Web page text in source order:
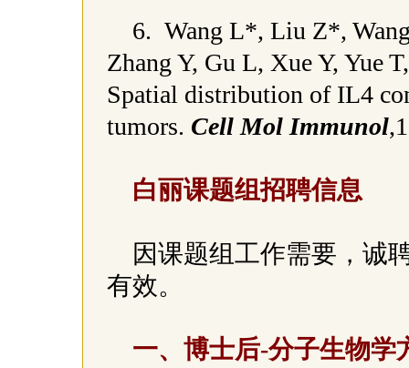
6. Wang L*, Liu Z*,
Zhang Y, Gu L, Xue Y, Yue
Spatial distribution of IL4
tumors. Cell Mol Immunol
白丽课题组招聘信息
因课题组工作需要，诚
有效。
一、博士后-分子生物学